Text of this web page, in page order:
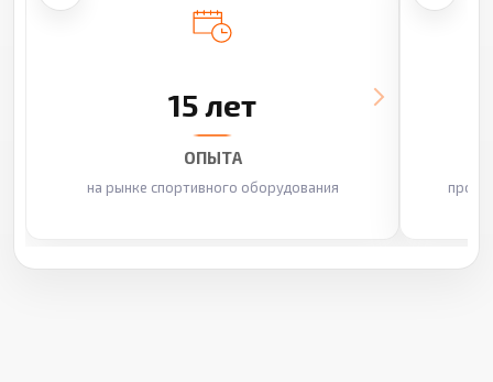
15 лет
ОПЫТА
на рынке спортивного оборудования